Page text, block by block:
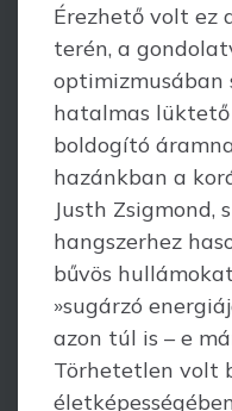
Érezhető volt ez
terén, a
optimizmusában
hatalmas lüktető
boldogító
hazánkban a
Justh Zsigmond,
hangszerhez
bűvös
»sugárzó
azon túl is – e
Törhetetlen volt